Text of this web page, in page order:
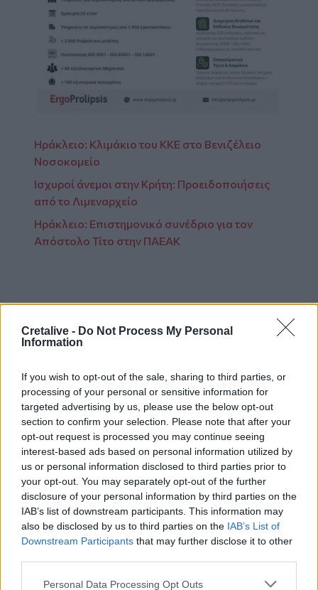
Cretalive - Do Not Process My Personal
Information
If you wish to opt-out of the sale, sharing to third parties, or
processing of your personal or sensitive information for
targeted advertising by us, please use the below opt-out
section to confirm your selection. Please note that after your
opt-out request is processed you may continue seeing
interest-based ads based on personal information utilized by
us or personal information disclosed to third parties prior to
your opt-out. You may separately opt-out of the further
disclosure of your personal information by third parties on the
IAB’s list of downstream participants. This information may
also be disclosed by us to third parties on the IAB’s List of
Downstream Participants that may further disclose it to other
Personal Data Processing Opt Outs
Ηράκλειο: Κλιμάκιο του ΚΚΕ στο Βενιζέλειο
Νοσοκομείο
Ισχυροί άνεμοι στην Κρήτη: Προειδοποιήσεις
από το Λιμεναρχείο
Ηράκλειο: Επιστημονικό συνέδριο για τον
Απόστολο Τίτο στην ΠΑΕΑΚ
Ακολουθήστε το Cretalive στοGoogle News
και